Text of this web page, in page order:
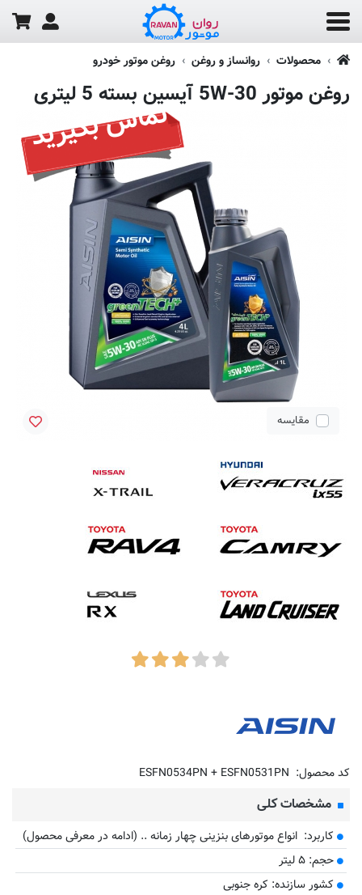
محصولات روانساز و روغن روغن موتور خودرو
روغن موتور 5W-30 آیسین بسته 5 لیتری تماس بگیرید
مقایسه
کد محصول: ESFN0534PN + ESFN0531PN
مشخصات کلی
کاربرد: انواع موتورهای بنزینی چهار زمانه .. (ادامه در معرفی محصول)
حجم: ۵ لیتر
کشور سازنده: کره جنوبی